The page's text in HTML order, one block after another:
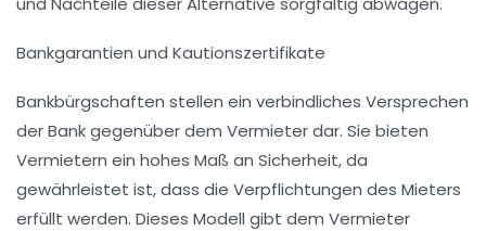
Bankgarantien und Kautionszertifikate
Bankbürgschaften stellen ein verbindliches Versprechen
der Bank gegenüber dem Vermieter dar. Sie bieten
Vermietern ein hohes Maß an Sicherheit, da
gewährleistet ist, dass die Verpflichtungen des Mieters
erfüllt werden. Dieses Modell gibt dem Vermieter